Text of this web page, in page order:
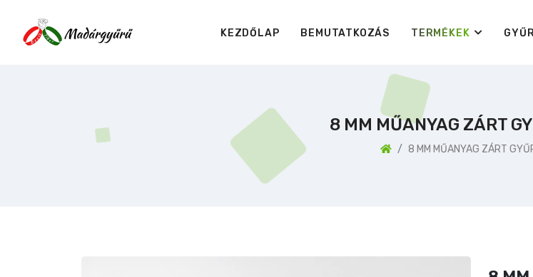
KEZDŐLAP BEMUTATKOZÁS TERMÉKEK
8 MM MŰANYAG ZÁRT
8 MM MŰANYAG ZÁRT